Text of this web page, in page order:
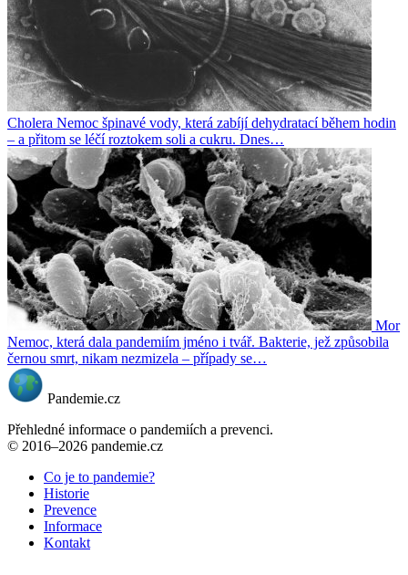
Cholera Nemoc špinavé vody, která zabíjí dehydratací během hodin
– a přitom se léčí roztokem soli a cukru. Dnes…
Mor
Nemoc, která dala pandemiím jméno i tvář. Bakterie, jež způsobila
černou smrt, nikam nezmizela – případy se…
Pandemie.cz
Přehledné informace o pandemiích a prevenci.
© 2016–2026 pandemie.cz
Co je to pandemie?
Historie
Prevence
Informace
Kontakt